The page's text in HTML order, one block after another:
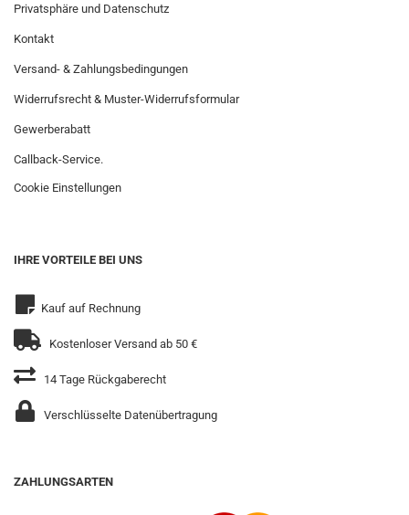
Privatsphäre und Datenschutz
Kontakt
Versand- & Zahlungsbedingungen
Widerrufsrecht & Muster-Widerrufsformular
Gewerberabatt
Callback-Service.
Cookie Einstellungen
IHRE VORTEILE BEI UNS
Kauf auf Rechnung
Kostenloser Versand ab 50 €
14 Tage Rückgaberecht
Verschlüsselte Datenübertragung
ZAHLUNGSARTEN